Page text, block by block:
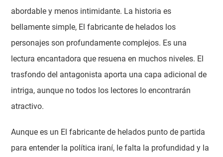
abordable y menos intimidante. La historia es
bellamente simple, El fabricante de helados los
personajes son profundamente complejos. Es una
lectura encantadora que resuena en muchos niveles. El
trasfondo del antagonista aporta una capa adicional de
intriga, aunque no todos los lectores lo encontrarán
atractivo.
Aunque es un El fabricante de helados punto de partida
para entender la política iraní, le falta la profundidad y la